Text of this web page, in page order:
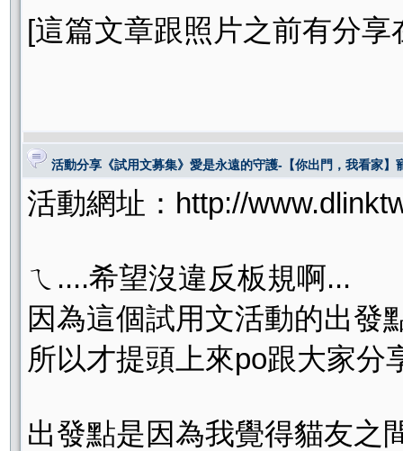
[這篇文章跟照片之前有分
活動分享《試用文募集》愛是永遠的守護-【你出門，我看家】
活動網址：http://
ㄟ....希望沒違反板規啊...
因為這個試用文活動的出發
所以才提頭上來po跟大家分
出發點是因為我覺得貓友之